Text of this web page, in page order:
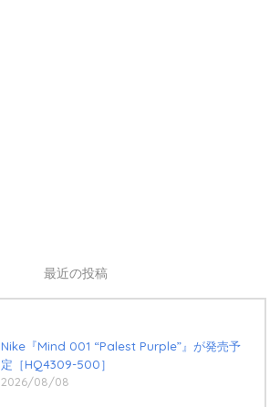
最近の投稿
Nike『Mind 001 “Palest Purple”』が発売予
定［HQ4309-500］
2026/08/08